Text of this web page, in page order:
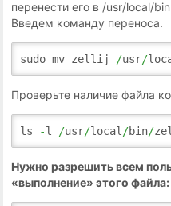
перенести его в /usr/local/
Введем команду переноса.
sudo mv zellij /usr/
Проверьте наличие файла
ls -l /usr/local /bin/
Нужно разрешить всем
«выполнение» этого файла: